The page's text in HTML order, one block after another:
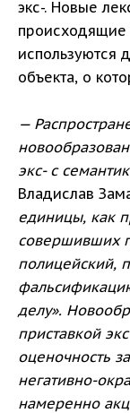
экс-. Новые
используются
объекта, о
—
экс- с
Владислав
единицы, как
совершивших
полицейский,
делу».
приставкой
оценочность
негативно-
намеренно